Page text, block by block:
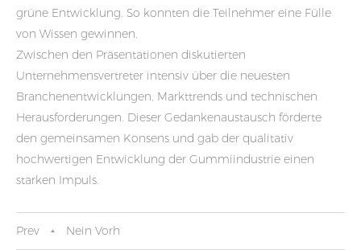
grüne Entwicklung. So konnten die Teilnehmer eine Fülle
von Wissen gewinnen.
Zwischen den Präsentationen diskutierten
Unternehmensvertreter intensiv über die neuesten
Branchenentwicklungen, Markttrends und technischen
Herausforderungen. Dieser Gedankenaustausch förderte
den gemeinsamen Konsens und gab der qualitativ
hochwertigen Entwicklung der Gummiindustrie einen
starken Impuls.
Prev Nein Vorh